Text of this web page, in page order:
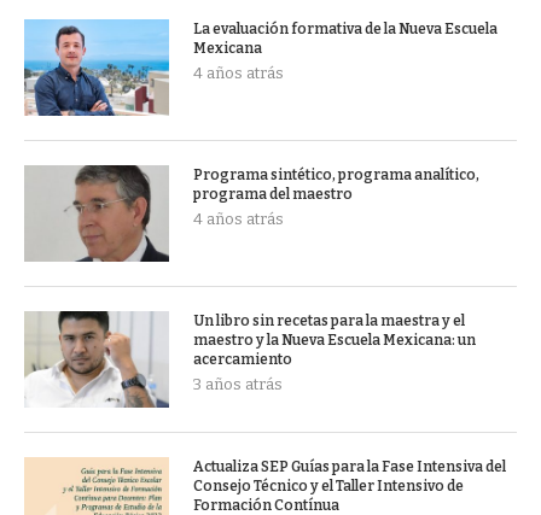
La evaluación formativa de la Nueva Escuela
Mexicana
4 años atrás
Programa sintético, programa analítico,
programa del maestro
4 años atrás
Un libro sin recetas para la maestra y el
maestro y la Nueva Escuela Mexicana: un
acercamiento
3 años atrás
Actualiza SEP Guías para la Fase Intensiva del
Consejo Técnico y el Taller Intensivo de
Formación Contínua